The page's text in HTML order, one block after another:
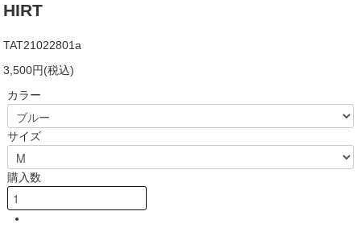
HIRT
TAT21022801a
3,500円(税込)
カラー
サイズ
購入数